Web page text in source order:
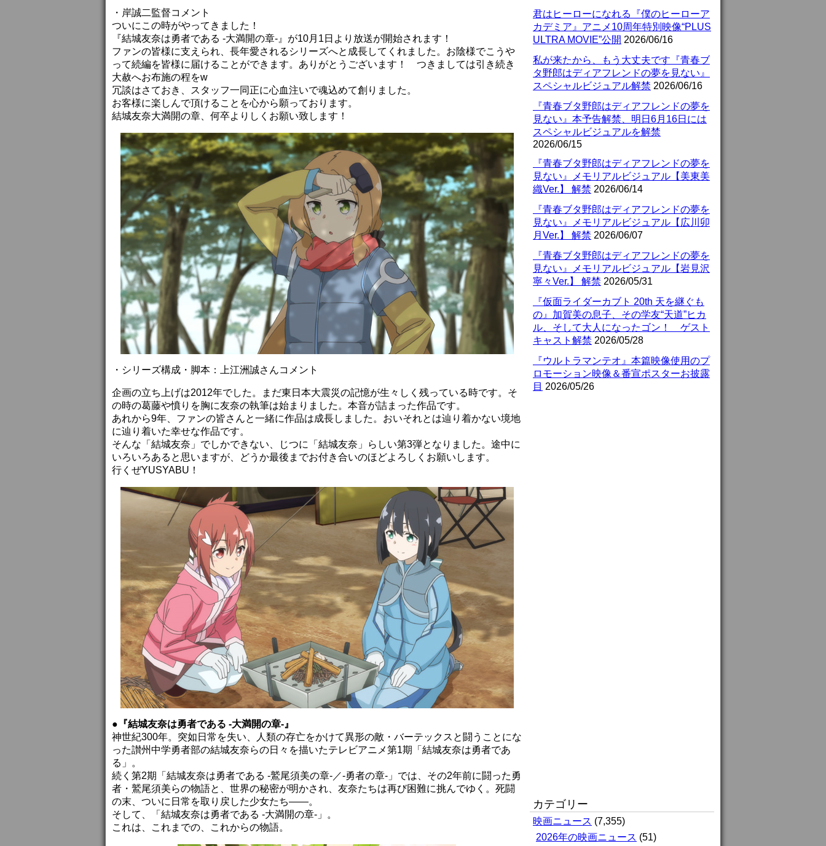
・岸誠二監督コメント
ついにこの時がやってきました！
『結城友奈は勇者である -大満開の章-』が10月1日より放送が開始されます！
ファンの皆様に支えられ、長年愛されるシリーズへと成長してくれました。お陰様でこうや
って続編を皆様に届けることができます。ありがとうございます！ つきましては引き続き
大赦へお布施の程をw
冗談はさておき、スタッフ一同正に心血注いで魂込めて創りました。
お客様に楽しんで頂けることを心から願っております。
結城友奈大満開の章、何卒よりしくお願い致します！
・シリーズ構成・脚本：上江洲誠さんコメント
企画の立ち上げは2012年でした。まだ東日本大震災の記憶が生々しく残っている時です。そ
の時の葛藤や憤りを胸に友奈の執筆は始まりました。本音が詰まった作品です。
あれから9年、ファンの皆さんと一緒に作品は成長しました。おいそれとは辿り着かない境地
に辿り着いた幸せな作品です。
そんな「結城友奈」でしかできない、じつに「結城友奈」らしい第3弾となりました。途中に
いろいろあると思いますが、どうか最後までお付き合いのほどよろしくお願いします。
行くぜYUSYABU！
●『結城友奈は勇者である -大満開の章-』
神世紀300年。突如日常を失い、人類の存亡をかけて異形の敵・バーテックスと闘うことにな
った讃州中学勇者部の結城友奈らの日々を描いたテレビアニメ第1期「結城友奈は勇者であ
る」。
続く第2期「結城友奈は勇者である -鷲尾須美の章-／-勇者の章-」では、その2年前に闘った勇
者・鷲尾須美らの物語と、世界の秘密が明かされ、友奈たちは再び困難に挑んでゆく。死闘
の末、ついに日常を取り戻した少女たち――。
そして、「結城友奈は勇者である -大満開の章-」。
これは、これまでの、これからの物語。
君はヒーローになれる『僕のヒーローア
カデミア』アニメ10周年特別映像“PLUS
ULTRA MOVIE”公開 2026/06/16
私が来たから、もう大丈夫です『青春ブ
タ野郎はディアフレンドの夢を見ない』
スペシャルビジュアル解禁 2026/06/16
『青春ブタ野郎はディアフレンドの夢を
見ない』本予告解禁、明日6月16日には
スペシャルビジュアルを解禁
2026/06/15
『青春ブタ野郎はディアフレンドの夢を
見ない』メモリアルビジュアル【美東美
織Ver.】 解禁 2026/06/14
『青春ブタ野郎はディアフレンドの夢を
見ない』メモリアルビジュアル【広川卯
月Ver.】 解禁 2026/06/07
『青春ブタ野郎はディアフレンドの夢を
見ない』メモリアルビジュアル【岩見沢
寧々Ver.】 解禁 2026/05/31
『仮面ライダーカブト 20th 天を継ぐも
の』加賀美の息子、その学友“天道”ヒカ
ル、そして大人になったゴン！ ゲスト
キャスト解禁 2026/05/28
『ウルトラマンテオ』本篇映像使用のプ
ロモーション映像＆番宣ポスターお披露
目 2026/05/26
カテゴリー
映画ニュース (7,355)
2026年の映画ニュース (51)